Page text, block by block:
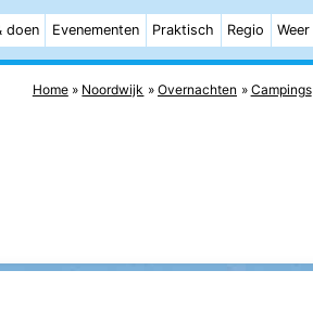
doen Evenementen Praktisch Regio Weer
Home Noordwijk Overnachten Campings